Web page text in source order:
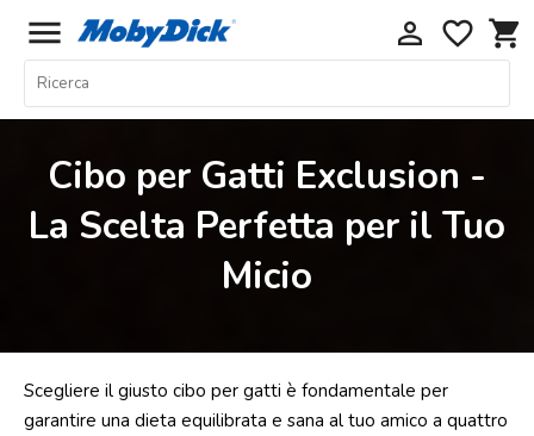
menu perm_identity favorite_border shopping_cart
Home
Cani
Gatti
Uccelli
Cibo per Gatti Exclusion -
La Scelta Perfetta per il Tuo
Micio
Scegliere il giusto cibo per gatti è fondamentale per
garantire una dieta equilibrata e sana al tuo amico a quattro